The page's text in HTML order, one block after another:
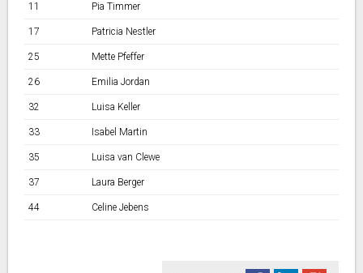
11 Pia Timmer
17 Patricia Nestler
25 Mette Pfeffer
26 Emilia Jordan
32 Luisa Keller
33 Isabel Martin
35 Luisa van Clewe
37 Laura Berger
44 Celine Jebens